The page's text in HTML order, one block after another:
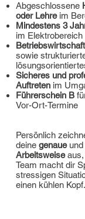
Abgeschlossene
oder Lehreim
Mindestens 3
im Elektrobereich
sowie
Sicheres und
Auftreten im
Führerschein B
Vor-Ort-Termine
Persönlich
deine genaueund
Arbeitsweiseaus,
Team macht dir
stressigen
einen kühlen Kopf.